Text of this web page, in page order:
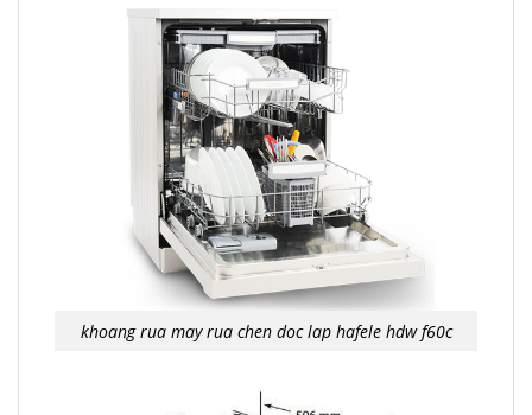
khoang rua may rua chen doc lap hafele hdw f60c